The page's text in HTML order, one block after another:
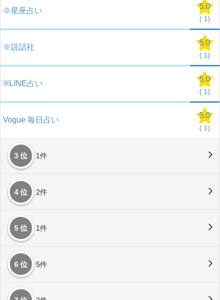
※星座占い
5.0
( 1)
※説話社
5.0
( 1)
※LINE占い
5.0
( 1)
Vogue 毎日占い
5.0
( 1)
3 位 1件
4 位 2件
5 位 1件
6 位 5件